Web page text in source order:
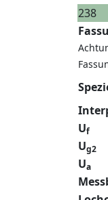
238
Uf
Ug2
Ua